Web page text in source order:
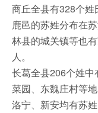
商丘全县有328个姓
鹿邑的苏姓分布在
林县的城关镇等也
人。
长葛全县206个姓
菜园、东魏庄村等地
洛宁、新安均有苏